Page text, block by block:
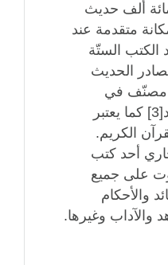
ألف حديث
متقدمة عند
الكتب الستّة
الحديث
مصنّف في
الحديث الصحيح المجرّد[3] كما يعتبر
الكريم.
أحد كتب
على جميع
والأحكام
والآداب وغيرها.